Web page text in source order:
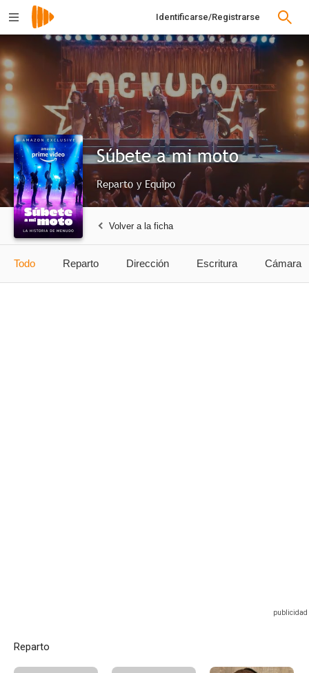
Identificarse/Registrarse
Súbete a mi moto
Reparto y Equipo
Volver a la ficha
Todo Reparto Dirección Escritura Cámara
Reparto